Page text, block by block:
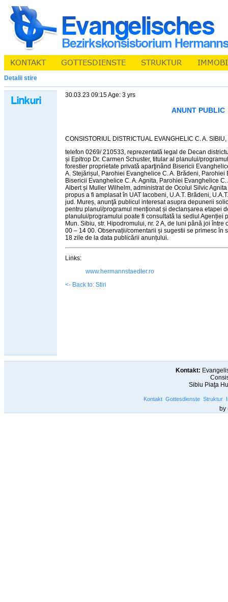
Detalii stire
30.03.23 09:15 Age: 3 yrs
ANUNT PUBLIC
CONSISTORIUL DISTRICTUAL EVANGHELIC C. A.
telefon 0269/ 210533, reprezentată legal de Decan
și Epitrop Dr. Carmen Schuster, titular al planului/
forestier proprietate privată aparţinând Bisericii
A. Stejărișul, Parohiei Evanghelice C. A. Brădeni, Parohiei
Bisericii Evanghelice C. A. Agnita, Parohiei Evanghelice
Albert și Muller Wilhelm, administrat de Ocolul Silvic
propus a fi amplasat în UAT Iacobeni, U.A.T. Brădeni,
jud. Mureș, anunţă publicul interesat asupra depunerii
pentru planul/programul menționat și declanșarea etapei
planului/programului poate fi consultată la sediul Agenției
Mun. Sibiu, str. Hipodromului, nr. 2 A, de luni până joi
00 – 14 00. Observații/comentarii și sugestii se primesc în
18 zile de la data publicării anunțului.
Links:
www.hermannstaedter.ro
<- Back to: Stiri
Kontakt:
Sibiu Piaţa
Kontakt Gottesdienste Struktur
by